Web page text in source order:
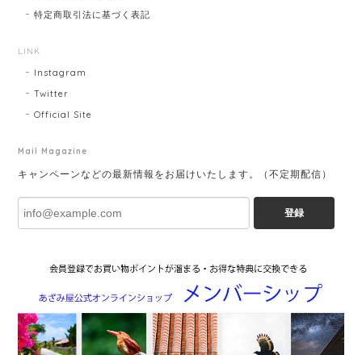
特定商取引法に基づく表記
LINK
Instagram
Twitter
Official Site
Mail Magazine
キャンペーンなどの最新情報をお届けいたします。（不定期配信）
登録